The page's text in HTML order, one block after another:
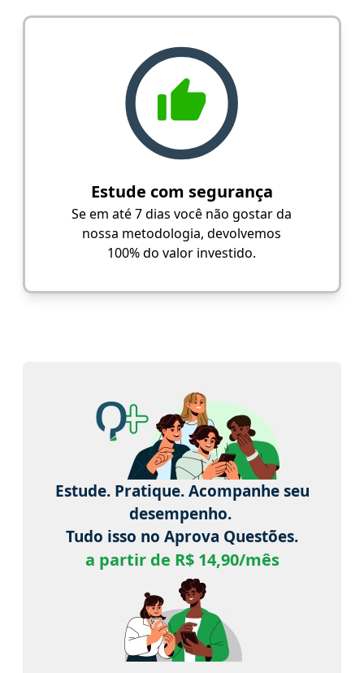
Estude com segurança
Se em até 7 dias você não gostar da
nossa metodologia, devolvemos
100% do valor investido.
Estude. Pratique. Acompanhe seu
desempenho.
Tudo isso no Aprova Questões.
a partir de R$ 14,90/mês